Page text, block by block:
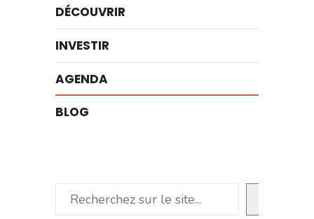
DÉCOUVRIR
INVESTIR
AGENDA
BLOG
Rechercher